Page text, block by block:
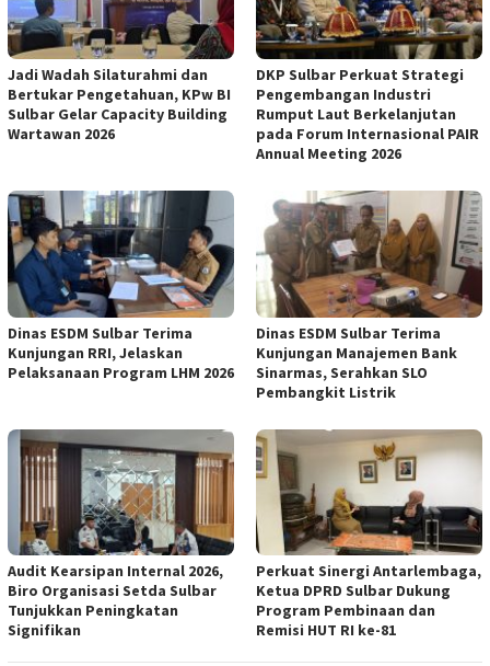
Jadi Wadah Silaturahmi dan
Bertukar Pengetahuan, KPw BI
Sulbar Gelar Capacity Building
Wartawan 2026
DKP Sulbar Perkuat Strategi
Pengembangan Industri
Rumput Laut Berkelanjutan
pada Forum Internasional PAIR
Annual Meeting 2026
Dinas ESDM Sulbar Terima
Kunjungan RRI, Jelaskan
Pelaksanaan Program LHM 2026
Dinas ESDM Sulbar Terima
Kunjungan Manajemen Bank
Sinarmas, Serahkan SLO
Pembangkit Listrik
Audit Kearsipan Internal 2026,
Biro Organisasi Setda Sulbar
Tunjukkan Peningkatan
Signifikan
Perkuat Sinergi Antarlembaga,
Ketua DPRD Sulbar Dukung
Program Pembinaan dan
Remisi HUT RI ke-81